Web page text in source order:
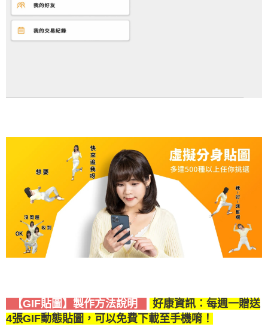
【GIF貼圖】製作方法說明
好康資訊：每週一贈送
4張GIF動態貼圖，可以免費下載至手機唷！